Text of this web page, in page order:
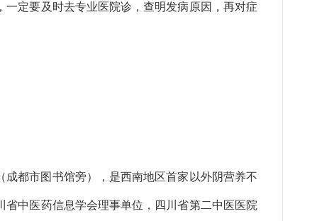
定要及时去专业医院诊，查明发病原因，再对症
都市图书馆旁），是西南地区首家以外阴营养不
中医药信息学会理事单位，四川省第二中医医院